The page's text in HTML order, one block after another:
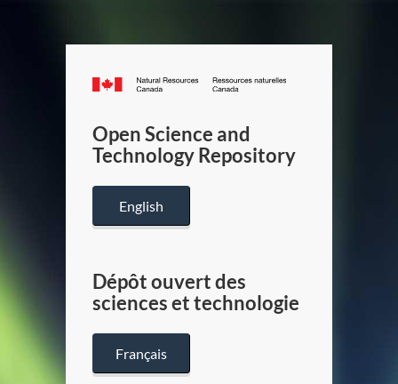
Canada.ca
/
Canada
Open Science and
Technology Repository
English
Dépôt ouvert des
sciences et technologie
Français